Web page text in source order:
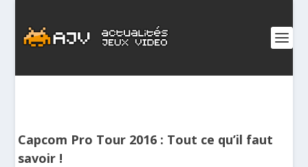
Capcom Pro Tour 2016 : Tout ce qu’il faut
savoir !